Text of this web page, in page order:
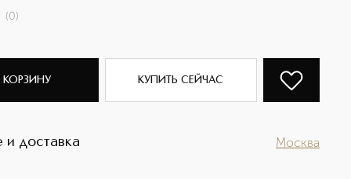
(0)
КОРЗИНУ КУПИТЬ СЕЙЧАС
и доставка Москва